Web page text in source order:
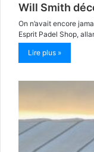
Will Smith
On n’avait encore
Esprit Padel Shop,
Lire plus »